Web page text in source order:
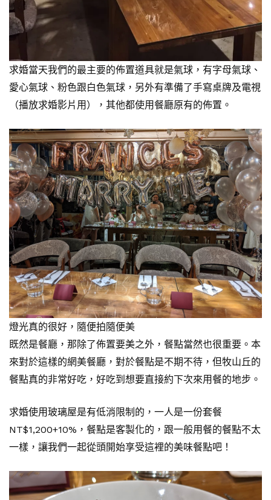
求婚當天我們的最主要的佈置道具就是氣球，有字母氣球、
愛心氣球、粉色跟白色氣球，另外有準備了手寫桌牌及電視
（播放求婚影片用），其他都使用餐廳原有的佈置。
燈光真的很好，隨便拍隨便美
既然是餐廳，那除了佈置要美之外，餐點當然也很重要。本
來對於這樣的網美餐廳，對於餐點是不期不待，但牧山丘的
餐點真的非常好吃，好吃到想要直接約下次來用餐的地步。
求婚使用玻璃屋是有低消限制的，一人是一份套餐
NT$1,200+10%，餐點是客製化的，跟一般用餐的餐點不太
一樣，讓我們一起從頭開始享受這裡的美味餐點吧！